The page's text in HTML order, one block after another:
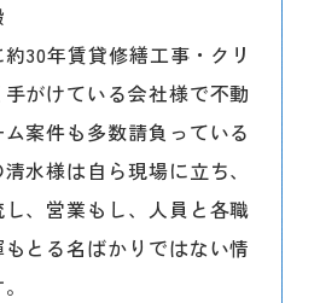
30年賃貸修繕工事・クリ
がけている会社様で不動
案件も多数請負っている
水様は自ら現場に立ち、
、営業もし、人員と各職
とる名ばかりではない情